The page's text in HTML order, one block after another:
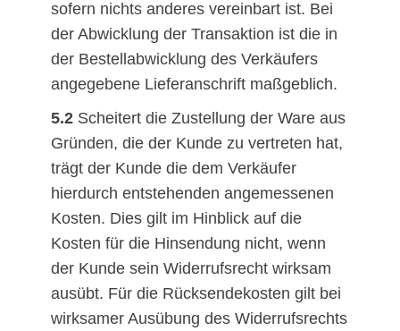
sofern nichts anderes vereinbart ist. Bei
der Abwicklung der Transaktion ist die in
der Bestellabwicklung des Verkäufers
angegebene Lieferanschrift maßgeblich.
5.2Scheitert die Zustellung der Ware aus
Gründen, die der Kunde zu vertreten hat,
trägt der Kunde die dem Verkäufer
hierdurch entstehenden angemessenen
Kosten. Dies gilt im Hinblick auf die
Kosten für die Hinsendung nicht, wenn
der Kunde sein Widerrufsrecht wirksam
ausübt. Für die Rücksendekosten gilt bei
wirksamer Ausübung des Widerrufsrechts